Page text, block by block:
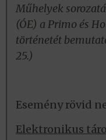
Műhelyek
(ÓE) a Primo és
történetét
25.)
Esemény rövid
Elektronikus